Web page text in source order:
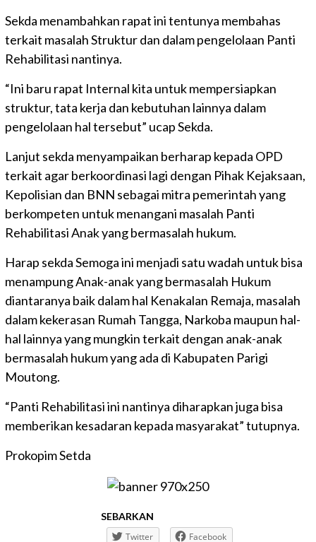
Sekda menambahkan rapat ini tentunya membahas
terkait masalah Struktur dan dalam pengelolaan Panti
Rehabilitasi nantinya.
“Ini baru rapat Internal kita untuk mempersiapkan
struktur, tata kerja dan kebutuhan lainnya dalam
pengelolaan hal tersebut” ucap Sekda.
Lanjut sekda menyampaikan berharap kepada OPD
terkait agar berkoordinasi lagi dengan Pihak Kejaksaan,
Kepolisian dan BNN sebagai mitra pemerintah yang
berkompeten untuk menangani masalah Panti
Rehabilitasi Anak yang bermasalah hukum.
Harap sekda Semoga ini menjadi satu wadah untuk bisa
menampung Anak-anak yang bermasalah Hukum
diantaranya baik dalam hal Kenakalan Remaja, masalah
dalam kekerasan Rumah Tangga, Narkoba maupun hal-
hal lainnya yang mungkin terkait dengan anak-anak
bermasalah hukum yang ada di Kabupaten Parigi
Moutong.
“Panti Rehabilitasi ini nantinya diharapkan juga bisa
memberikan kesadaran kepada masyarakat” tutupnya.
Prokopim Setda
SEBARKAN
Twitter
Facebook